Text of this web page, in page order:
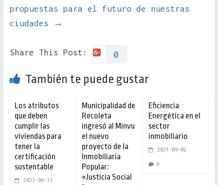
propuestas para el futuro de nuestras
ciudades
→
Share This Post: 0
También te puede gustar
Los atributos
que deben
cumplir las
viviendas para
tener la
certificación
sustentable
2021-06-13
Municipalidad de
Recoleta
ingresó al Minvu
el nuevo
proyecto de la
Inmobiliaria
Popular:
«Justicia Social
Eficiencia
Energética en el
sector
inmobiliario
2021-09-02
0